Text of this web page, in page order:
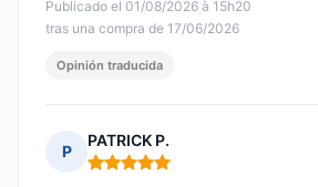
Publicado el 01/08/2026 à 15h20
tras una compra de 17/06/2026
Opinión traducida
P
PATRICK P.
Nota: 5 de 5